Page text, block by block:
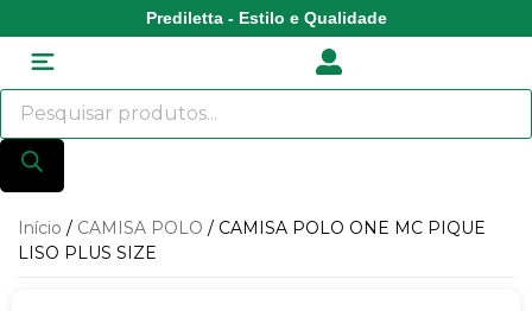
Prediletta - Estilo e Qualidade
Início / CAMISA POLO / CAMISA POLO ONE MC PIQUE
LISO PLUS SIZE